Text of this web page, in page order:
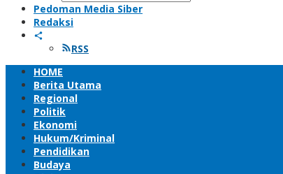
Pedoman Media Siber
Redaksi
RSS
HOME
Berita Utama
Regional
Politik
Ekonomi
Hukum/Kriminal
Pendidikan
Budaya